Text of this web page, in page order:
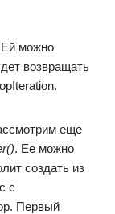
Ей можно
возвращать
еще
. Ее можно
создать из
с
Первый